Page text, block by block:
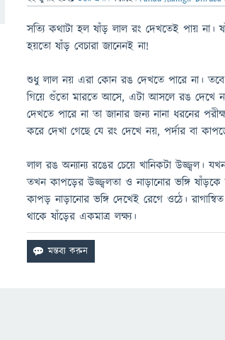
সত্যি কথাটা হল ষাঁড় লাল রং দেখতেই পায় না।
হয়তো ষাঁড় বেচারা জানেনই না!
শুধু লাল নয় এরা কোন রঙ দেখতে পারে না।
গিয়ে গুঁতো মারতে আসে, এটা আসলে রঙ দেখে
দেখতে পারে না তা জানার জন্য নানা ধরনের
করে দেখা গেছে যে রং দেখে নয়, পর্দার বা
লাল রঙ অন্যান্য রঙের চেয়ে খানিকটা উজ্জ্বল।
তখন কাপড়ের উজ্জ্বলতা ও নাড়ানোর ভঙ্গি
কাপড় নাড়ানোর ভঙ্গি দেখেই রেগে ওঠে।
থাকে ষাঁড়ের একমাত্র লক্ষ্য।